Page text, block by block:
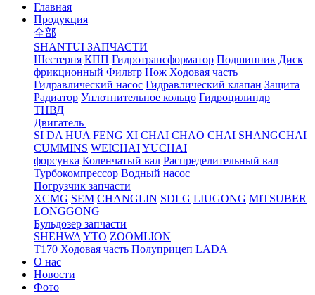
Главная
Продукция
全部
SHANTUI ЗАПЧАСТИ
Шестерня КПП Гидротрансформатор Подшипник Диск
фрикционный Фильтр Нож Ходовая часть
Гидравлический насос Гидравлический клапан Защита
Радиатор Уплотнительное кольцо Гидроцилиндр
ТНВД
Двигатель
SI DA HUA FENG XI CHAI CHAO CHAI SHANGCHAI
CUMMINS WEICHAIYUCHAI
форсунка Коленчатый вал Распределительный вал
Турбокомпрессор Водный насос
Погрузчик запчасти
XCMG SEM CHANGLIN SDLG LIUGONG MITSUBER
LONGGONG
Бульдозер запчасти
SHEHWA YTO ZOOMLION
T170 Ходовая часть Полуприцеп LADA
О нас
Новости
Фото